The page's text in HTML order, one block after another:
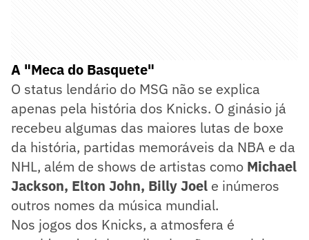
A "Meca do Basquete"
O status lendário do MSG não se explica
apenas pela história dos Knicks. O ginásio já
recebeu algumas das maiores lutas de boxe
da história, partidas memoráveis da NBA e da
NHL, além de shows de artistas como Michael
Jackson, Elton John, Billy Joel e inúmeros
outros nomes da música mundial.
Nos jogos dos Knicks, a atmosfera é